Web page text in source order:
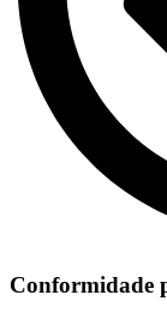
Conformidade